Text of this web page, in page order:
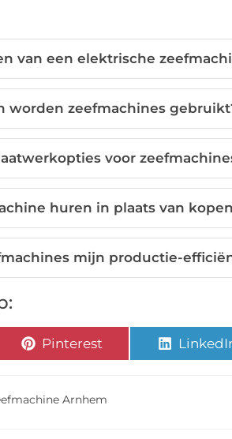
van een elektrische
worden zeefmachines
voor
huren in plaats van
mijn productie-
Pinterest
Arnhem